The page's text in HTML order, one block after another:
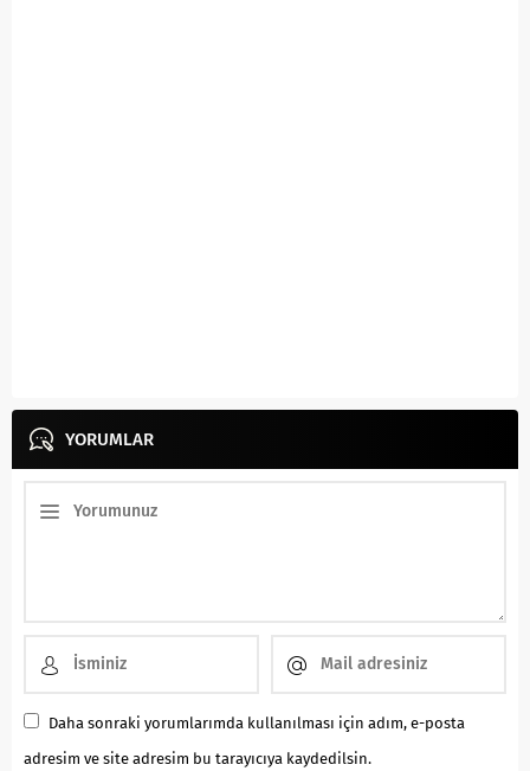
YORUMLAR
Daha sonraki yorumlarımda kullanılması için adım, e-posta
adresim ve site adresim bu tarayıcıya kaydedilsin.